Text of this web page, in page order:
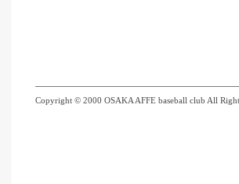
Copyright © 2000 OSAKA AFFE baseball club All